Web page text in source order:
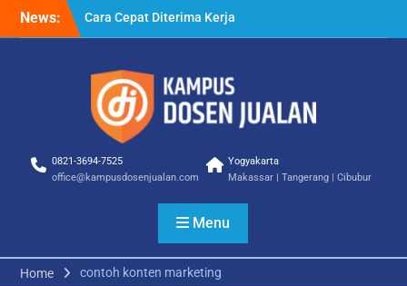
News:
Cara Cepat Diterima Kerja
– Tips Praktis yang Bisa
Cara Biar Dapat Pekerjaan
– Panduan Lengkap untuk
Pencari Kerja
Cara Dapat Pekerjaan –
Memperbesar Peluang
0821-3694-7525
office@kampusdosenjualan.com
Yogyakarta
Makassar | Tangerang | Cibubur
Menu
Home contoh konten marketing